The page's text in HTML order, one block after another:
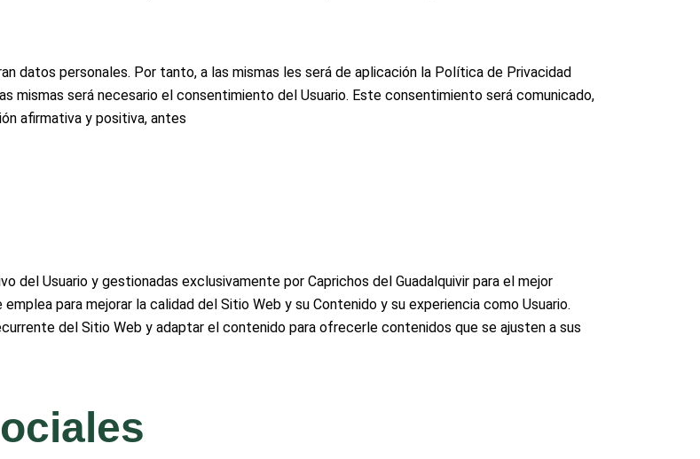
datos personales. Por tanto, a las mismas les será de aplicación la Política de Privacidad
mismas será necesario el consentimiento del Usuario. Este consentimiento será comunicado,
afirmativa y positiva, antes
del Usuario y gestionadas exclusivamente por Caprichos del Guadalquivir para el mejor
emplea para mejorar la calidad del Sitio Web y su Contenido y su experiencia como Usuario.
del Sitio Web y adaptar el contenido para ofrecerle contenidos que se ajusten a sus